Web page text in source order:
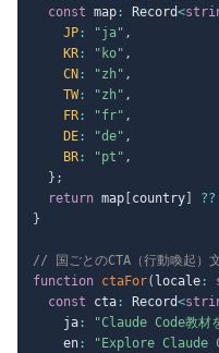
const map : Record<
JP : "ja" ,
KR : "ko" ,
CN : "zh" ,
TW: "zh" ,
FR : "fr" ,
DE : "de" ,
BR : "pt" ,
} ;
return map country ??
}
// 国ごとのCTA（行動喚起）
function ctaFor( locale :
const cta : Record<
    ja
: "Claude Code教材
    en
: "Explore Claude